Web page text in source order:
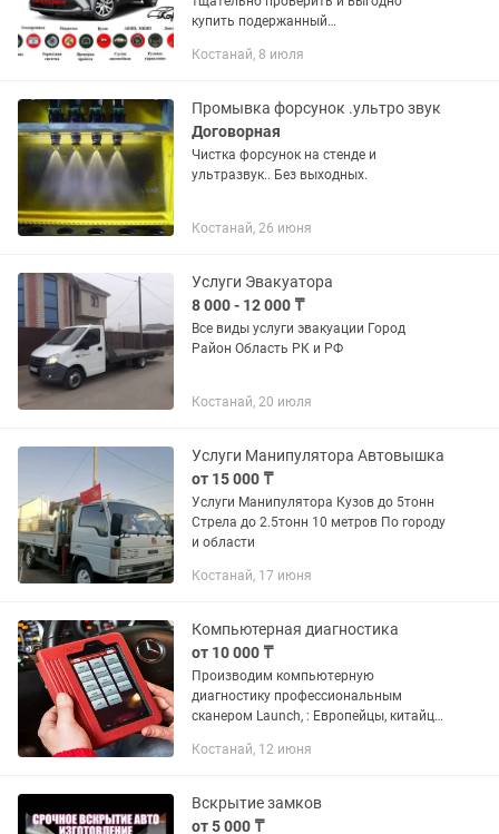
купить подержанный
экономите свое время, нервы и
заявленное описание...
Костанай, 8 июля
Промывка форсунок .ультро звук
Договорная
Чистка форсунок на стенде и
ультразвук.. Без выходных.
Костанай, 26 июня
Услуги Эвакуатора
8 000 - 12 000 ₸
Все виды услуги эвакуации Город
Район Область РК и РФ
Костанай, 20 июля
Услуги Манипулятора Автовышка
от 15 000 ₸
Услуги Манипулятора Кузов до 5тонн
Стрела до 2.5тонн 10 метров По городу
и области
Костанай, 17 июня
Компьютерная диагностика
от 10 000 ₸
Производим компьютерную
диагностику профессиональным
сканером Launch, : Европейцы, китайцы
газели,устраняем неисправности ,
Костанай, 12 июня
Вскрытие замков
от 5 000 ₸